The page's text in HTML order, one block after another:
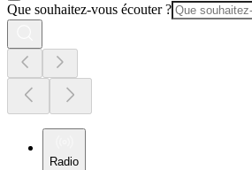
Que souhaitez-vous écouter ?
Radio